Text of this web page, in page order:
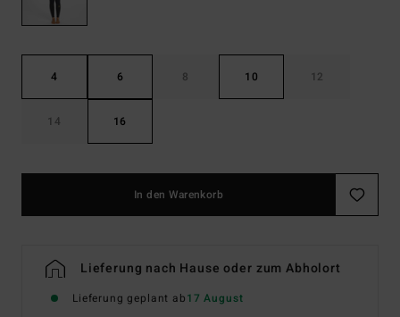
4 6 8 10 12
14 16
In den Warenkorb
Lieferung nach Hause oder zum Abholort
Lieferung geplant ab17 August